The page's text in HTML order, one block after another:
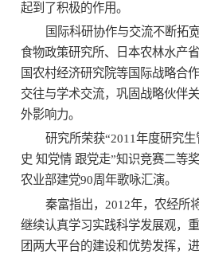
起到了积极的作用。
国际科研协作与交流不断拓
食物政策研究所、日本农林水产
国农村经济研究院等国际战略合
交往与学术交流，巩固战略伙伴
外影响力。
研究所荣获“2011年度研究生
史 知党情 跟党走”知识竞赛二等
农业部建党90周年歌咏汇演。
秦富指出， 2012年，农经所
继续认真学习实践科学发展观，
团两大平台的建设和优势发挥，